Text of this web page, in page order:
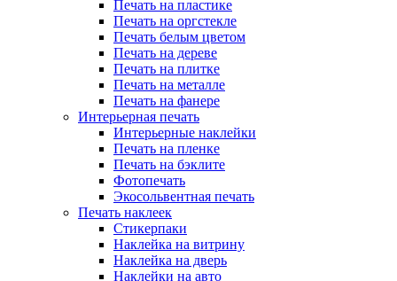
Печать на пластике
Печать на оргстекле
Печать белым цветом
Печать на дереве
Печать на плитке
Печать на металле
Печать на фанере
Интерьерная печать
Интерьерные наклейки
Печать на пленке
Печать на бэклите
Фотопечать
Экосольвентная печать
Печать наклеек
Стикерпаки
Наклейка на витрину
Наклейка на дверь
Наклейки на авто